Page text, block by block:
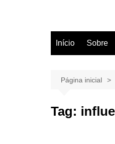
Início Sobre
Página inicial
Tag: